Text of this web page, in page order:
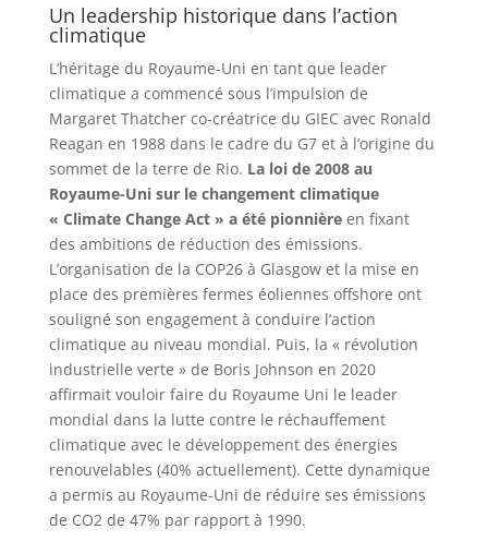
Un leadership historique dans l’action
climatique
L’héritage du Royaume-Uni en tant que leader
climatique a commencé sous l’impulsion de
Margaret Thatcher co-créatrice du GIEC avec Ronald
Reagan en 1988 dans le cadre du G7 et à l’origine du
sommet de la terre de Rio. La loi de 2008 au
Royaume-Uni sur le changement climatique
« Climate Change Act » a été pionnière en fixant
des ambitions de réduction des émissions.
L’organisation de la COP26 à Glasgow et la mise en
place des premières fermes éoliennes offshore ont
souligné son engagement à conduire l’action
climatique au niveau mondial. Puis, la « révolution
industrielle verte » de Boris Johnson en 2020
affirmait vouloir faire du Royaume Uni le leader
mondial dans la lutte contre le réchauffement
climatique avec le développement des énergies
renouvelables (40% actuellement). Cette dynamique
a permis au Royaume-Uni de réduire ses émissions
de CO2 de 47% par rapport à 1990.